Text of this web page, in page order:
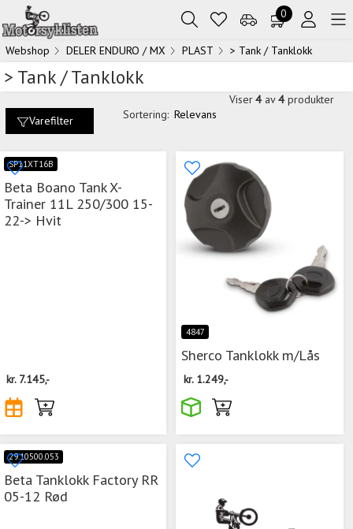
0
Webshop DELER ENDURO / MX PLAST > Tank / Tanklokk
> Tank / Tanklokk
Varefilter Sortering: Relevans
Viser4 av4 produkter
SP11XT16B
Beta Boano Tank X-
Trainer 11L 250/300 15-
22-> Hvit
kr. 7.145,-
4847
Sherco Tanklokk m/Lås
kr. 1.249,-
29.10500.053
Beta Tanklokk Factory RR
05-12 Rød